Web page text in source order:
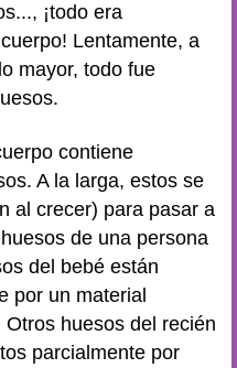
¡todo era
Lentamente, a
mayor, todo fue
contiene
A la larga, estos se
al crecer) para pasar a
de una persona
del bebé están
por un material
Otros huesos del recién
parcialmente por